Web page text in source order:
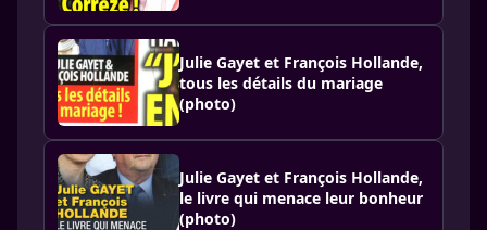
Julie Gayet et François Hollande,
tous les détails du mariage
(photo)
Julie Gayet et François Hollande,
le livre qui menace leur bonheur
(photo)